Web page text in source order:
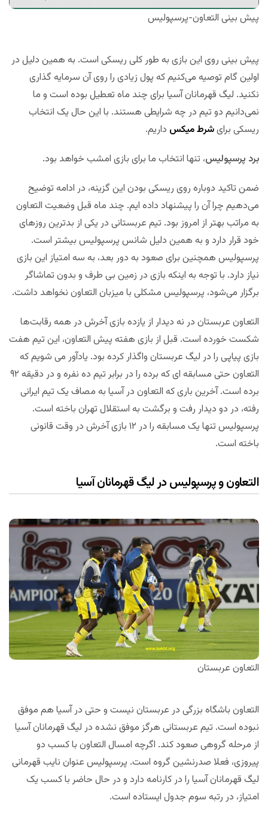
پیش بینی التعاون-پرسپولیس
پیش بینی روی این بازی به طور کلی ریسکی است. به همین دلیل در
اولین گام توصیه می‌کنیم که پول زیادی را روی آن سرمایه گذاری
نکنید. لیگ قهرمانان آسیا برای چند ماه تعطیل بوده است و ما
نمی‌دانیم دو تیم در چه شرایطی هستند. با این حال یک انتخاب
ریسکی برایشرط میکس داریم.
برد پرسپولیس، تنها انتخاب ما برای بازی امشب خواهد بود.
ضمن تاکید دوباره روی ریسکی بودن این گزینه، در ادامه توضیح
می‌دهیم چرا آن را پیشنهاد داده ایم. چند ماه قبل وضعیت التعاون
به مراتب بهتر از امروز بود. تیم عربستانی در یکی از بدترین روزهای
خود قرار دارد و به همین دلیل شانس پرسپولیس بیشتر است.
پرسپولیس همچنین برای صعود به دور بعد، به سه امتیاز این بازی
نیاز دارد. با توجه به اینکه بازی در زمین بی طرف و بدون تماشاگر
برگزار می‌شود، پرسپولیس مشکلی با میزبان التعاون نخواهد داشت.
التعاون عربستان در نه دیدار از یازده بازی آخرش در همه رقابت‌ها
شکست خورده است. قبل از بازی هفته پیش التعاون، این تیم هفت
بازی پیاپی را در لیگ عربستان واگذار کرده بود. یادآور می شویم که
التعاون حتی مسابقه ای که برده را در برابر تیم ده نفره و در دقیقه ۹۲
برده است. آخرین باری که التعاون در آسیا به مصاف یک تیم ایرانی
رفته، در دو دیدار رفت و برگشت به استقلال تهران باخته است.
پرسپولیس تنها یک مسابقه را در ۱۲ بازی‌ آخرش در وقت قانونی
باخته است.
التعاون و پرسپولیس در لیگ قهرمانان آسیا
التعاون عربستان
التعاون باشگاه بزرگی در عربستان نیست و حتی در آسیا هم موفق
نبوده است. تیم عربستانی هرگز موفق نشده در لیگ قهرمانان آسیا
از مرحله گروهی صعود کند. اگرچه امسال التعاون با کسب دو
پیروزی، فعلا صدرنشین گروه است. پرسپولیس عنوان نایب قهرمانی
لیگ قهرمانان آسیا را در کارنامه دارد و در حال حاضر با کسب یک
امتیاز، در رتبه سوم جدول ایستاده است.